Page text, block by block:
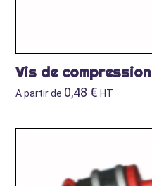
Vis de compression
A partir de 0,48 € HT